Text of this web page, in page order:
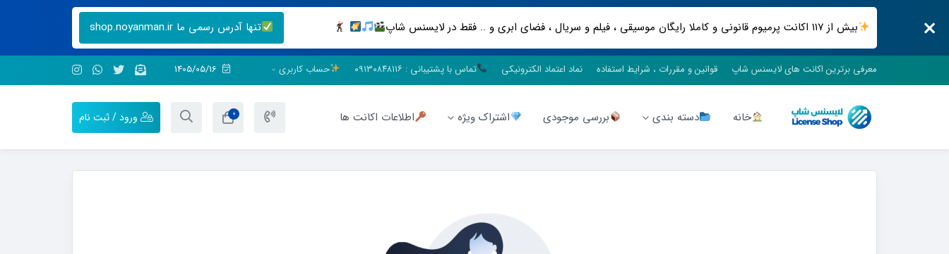
بیش از ۱۱۷ اکانت پرمیوم قانونی و کاملا رایگان موسیقی ، فیلم و سریال ، فضای ابری و .. فقط در لایسنس شاپ تنها آدرس رسمی ما shop.noyanman.ir
معرفی برترین اکانت های لایسنس شاپ قوانین و مقررات ، شرایط استفاده نماد اعتماد الکترونیکی تماس با پشتیبانی : ۰۹۱۳۰۸۴۸۱۱۶ حساب کاربری
خانه دسته بندی بررسی موجودی اشتراک ویژه اطلاعات اکانت ها ورود / ثبت نام 0